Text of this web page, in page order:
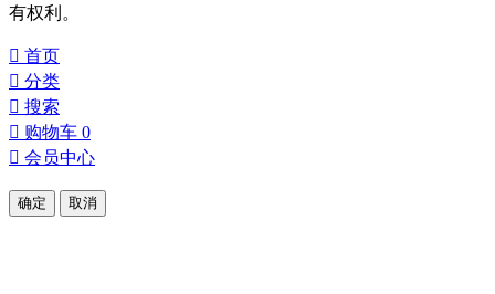
有权利。
 首页
 分类
 搜索
 购物车 0
 会员中心
确定 取消